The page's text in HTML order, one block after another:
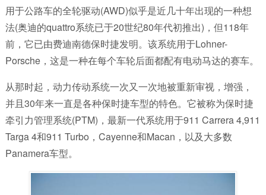
用于公路车的全轮驱动(AWD)似乎是近几十年出现的一种想
法(奥迪的quattro系统已于20世纪80年代初推出)，但118年
前，它已由费迪南德保时捷发明。该系统用于Lohner-
Porsche，这是一种在每个车轮后面都配有电动马达的赛车。
从那时起，动力传动系统一次又一次地被重新审视，增强，
并且30年来一直是各种保时捷车型的特色。它被称为保时捷
牵引力管理系统(PTM)，最新一代系统用于911 Carrera 4,911
Targa 4和911 Turbo，Cayenne和Macan，以及大多数
Panamera车型。